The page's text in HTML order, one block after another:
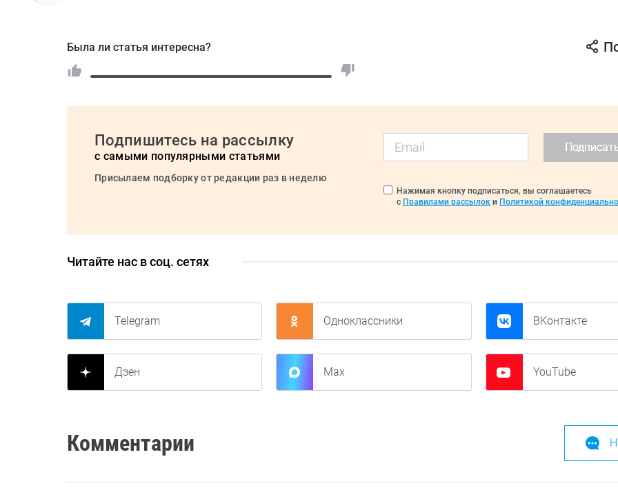
Была ли статья интересна?
Подпишитесь на рассылку
с самыми популярными статьями
Присылаем подборку от редакции раз в неделю
Нажимая кнопку подписаться, вы соглашаетесь
с Правилами рассылок и Политикой
Читайте нас в соц. сетях
Telegram Одноклассники ВКонтакте
Дзен Max YouTube
Комментарии